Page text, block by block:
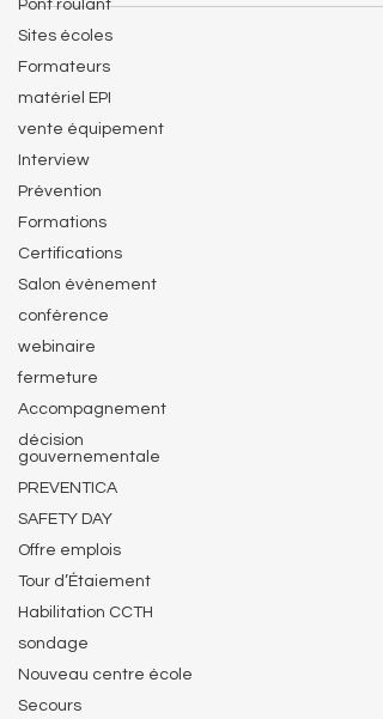
Pont roulant
Sites écoles
Formateurs
matériel EPI
vente équipement
Interview
Prévention
Formations
Certifications
Salon évènement
conférence
webinaire
fermeture
Accompagnement
décision
gouvernementale
PREVENTICA
SAFETY DAY
Offre emplois
Tour d’Étaiement
Habilitation CCTH
sondage
Nouveau centre école
Secours